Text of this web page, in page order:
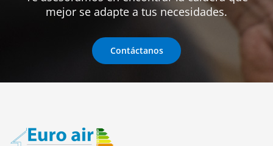
mejor se adapte a tus necesidades.
Contáctanos